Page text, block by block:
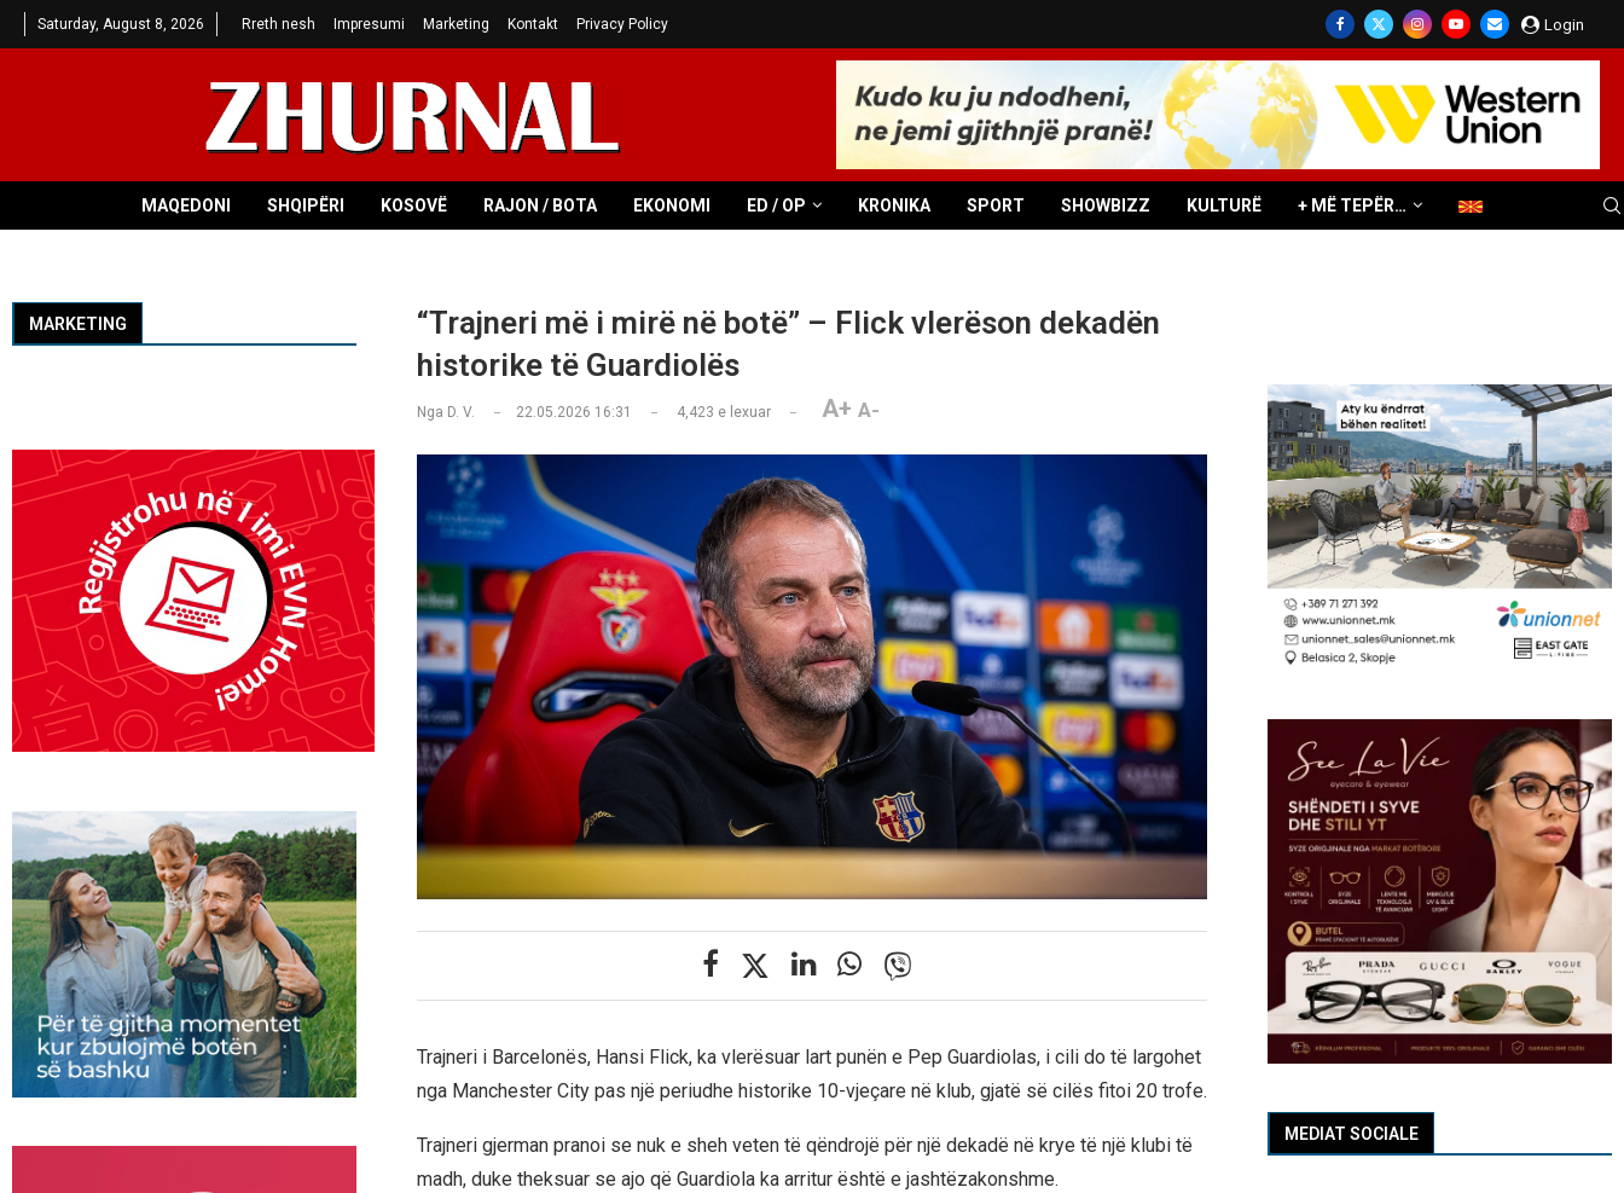
Saturday, August 8, 2026 Rreth nesh Impresumi Marketing Kontakt Privacy Policy Login
MAQEDONI SHQIPËRI KOSOVË RAJON / BOTA EKONOMI ED / OP KRONIKA SPORT SHOWBIZZ KULTURË + MË TEPËR…
“Trajneri më i mirë në botë” – Flick vlerëson dekadën
historike të Guardiolës
Nga D. V. 22.05.2026 16:31 4,423 e lexuar A+ A-
Trajneri i Barcelonës, Hansi Flick, ka vlerësuar lart punën e Pep Guardiolas, i cili do të largohet
nga Manchester City pas një periudhe historike 10-vjeçare në klub, gjatë së cilës fitoi 20 trofe.
Trajneri gjerman pranoi se nuk e sheh veten të qëndrojë për një dekadë në krye të një klubi të
madh, duke theksuar se ajo që Guardiola ka arritur është e jashtëzakonshme.
MEDIAT SOCIALE
MARKETING